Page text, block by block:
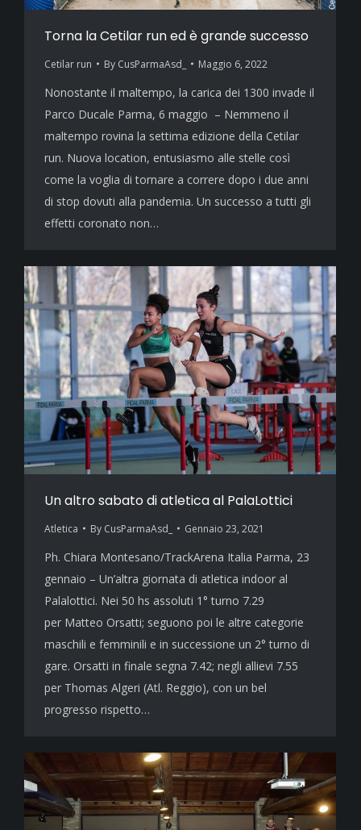
Torna la Cetilar run ed è grande successo
Cetilar run By CusParmaAsd_ Maggio 6, 2022
Nonostante il maltempo, la carica dei 1300 invade il
Parco Ducale Parma, 6 maggio – Nemmeno il
maltempo rovina la settima edizione della Cetilar
run. Nuova location, entusiasmo alle stelle così
come la voglia di tornare a correre dopo i due anni
di stop dovuti alla pandemia. Un successo a tutti gli
effetti coronato non…
Un altro sabato di atletica al PalaLottici
Atletica By CusParmaAsd_ Gennaio 23, 2021
Ph. Chiara Montesano/TrackArena Italia Parma, 23
gennaio – Un’altra giornata di atletica indoor al
Palalottici. Nei 50 hs assoluti 1° turno 7.29
per Matteo Orsatti; seguono poi le altre categorie
maschili e femminili e in successione un 2° turno di
gare. Orsatti in finale segna 7.42; negli allievi 7.55
per Thomas Algeri (Atl. Reggio), con un bel
progresso rispetto…